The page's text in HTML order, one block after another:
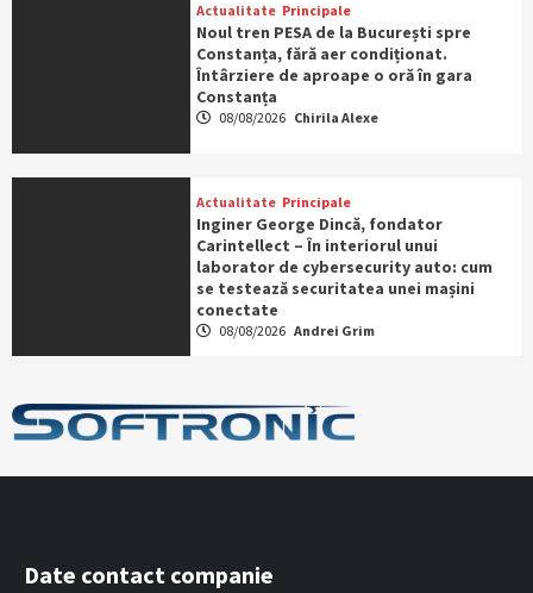
Actualitate Principale
Noul tren PESA de la București spre
Constanța, fără aer condiționat.
Întârziere de aproape o oră în gara
Constanța
08/08/2026 Chirila Alexe
Actualitate Principale
Inginer George Dincă, fondator
Carintellect – În interiorul unui
laborator de cybersecurity auto: cum
se testează securitatea unei mașini
conectate
08/08/2026 Andrei Grim
Date contact companie